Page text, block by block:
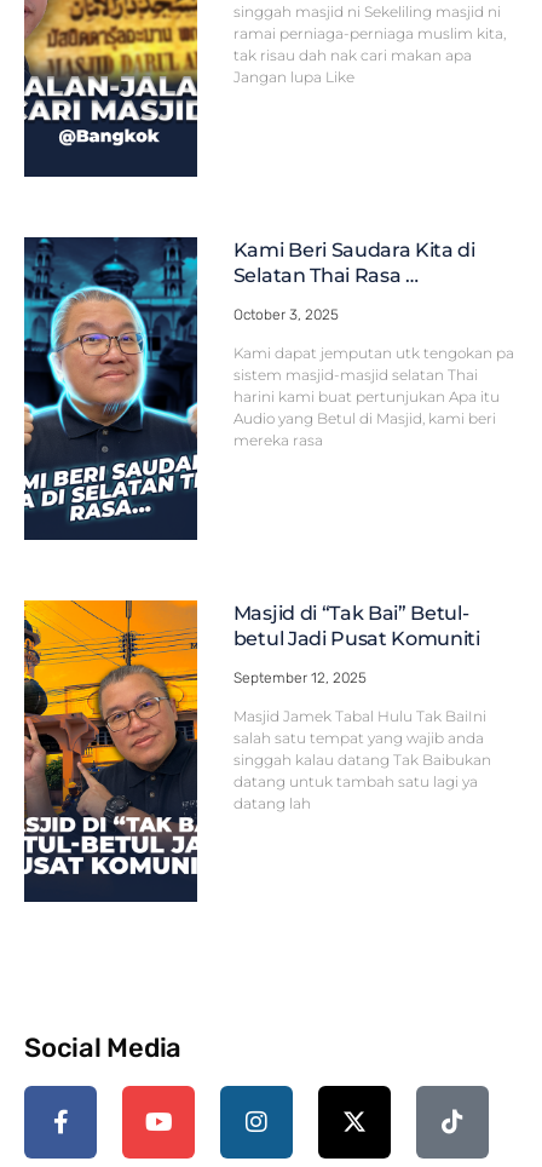
singgah masjid ni Sekeliling masjid ni
ramai perniaga-perniaga muslim kita,
tak risau dah nak cari makan apa
Jangan lupa Like
Kami Beri Saudara Kita di
Selatan Thai Rasa …
October 3, 2025
Kami dapat jemputan utk tengokan pa
sistem masjid-masjid selatan Thai
harini kami buat pertunjukan Apa itu
Audio yang Betul di Masjid, kami beri
mereka rasa
Masjid di “Tak Bai” Betul-
betul Jadi Pusat Komuniti
September 12, 2025
Masjid Jamek Tabal Hulu Tak BaiIni
salah satu tempat yang wajib anda
singgah kalau datang Tak Baibukan
datang untuk tambah satu lagi ya
datang lah
Social Media